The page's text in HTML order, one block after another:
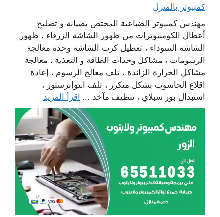
كمبيوتر بالمنزل
مهندس كمبيوتر الضباعية المختص بصيانة و تصليح
أعطال الكومبيوترات من ظهور الشاشة الزرقاء ، ظهور
الشاشة السوداء ، تعطيل كرت الشاشة وحدة معالجة
الرسومات ، مشاكل وحدات الطاقة و التغذية ، معالجة
مشاكل الحرارة الزائدة ، تلف معالج الرسوم ، إعادة
اقلاع الحاسوب بشكل متكرر ، تلف التوانزستور ،
استبدال بور سبلاي ، تنظيف مآخذ ... اقرأ المزيد